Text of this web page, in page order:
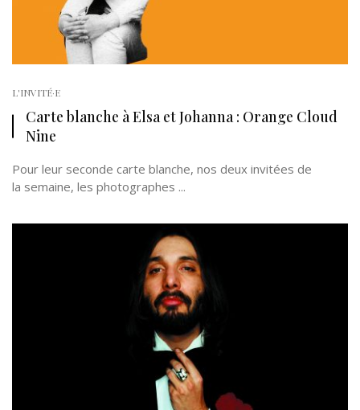
L'INVITÉ·E
Carte blanche à Elsa et Johanna : Orange Cloud
Nine
Pour leur seconde carte blanche, nos deux invitées de
la semaine, les photographes ...